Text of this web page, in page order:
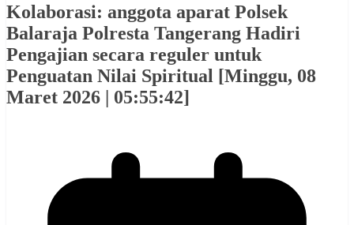
Kolaborasi: anggota aparat Polsek
Balaraja Polresta Tangerang Hadiri
Pengajian secara reguler untuk
Penguatan Nilai Spiritual [Minggu, 08
Maret 2026 | 05:55:42]